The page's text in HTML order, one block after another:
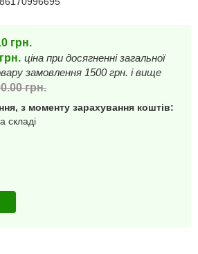
грн.
грн. ціна при досягненні загальної
замовлення 1500 грн. і вище
грн.
з моменту зарахування коштів:
складі